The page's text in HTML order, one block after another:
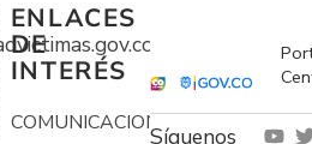
ENLACES
DE
INTERÉS
COMUNICACIONESSíguenos